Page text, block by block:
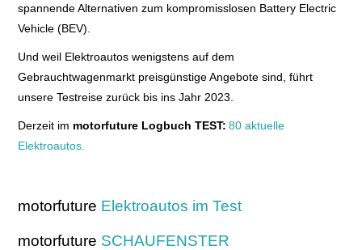
UMGEBUNGSKAMERAS
UNFALL-ASSISTENT
VERKEHRSZEICHENERKENNUNG
spannende Alternativen zum kompromisslosen Battery Electric
Vehicle (BEV).
Und weil Elektroautos wenigstens auf dem
Gebrauchtwagenmarkt preisgünstige Angebote sind, führt
unsere Testreise zurück bis ins Jahr 2023.
Derzeit im motorfuture Logbuch TEST: 80 aktuelle
Elektroautos.
motorfuture Elektroautos im Test
motorfuture SCHAUFENSTER